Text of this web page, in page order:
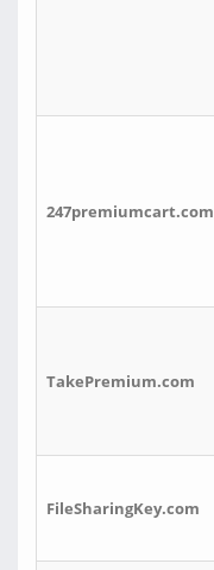
247premiumcart.com
TakePremium.com
FileSharingKey.com